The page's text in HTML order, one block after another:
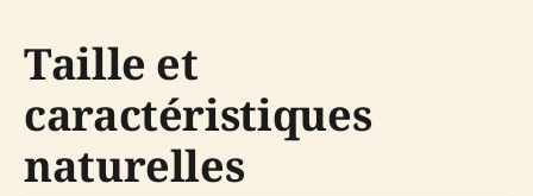
Taille et
caractéristiques
naturelles